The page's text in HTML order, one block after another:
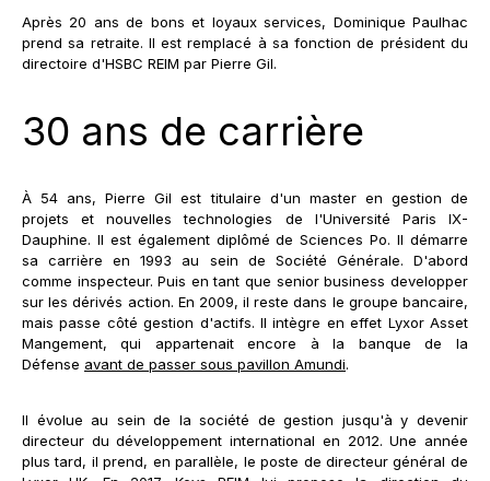
Après 20 ans de bons et loyaux services, Dominique Paulhac
prend sa retraite. Il est remplacé à sa fonction de président du
directoire d'HSBC REIM par Pierre Gil.
30 ans de carrière
À 54 ans, Pierre Gil est titulaire d'un master en gestion de
projets et nouvelles technologies de l'Université Paris IX-
Dauphine. Il est également diplômé de Sciences Po. Il démarre
sa carrière en 1993 au sein de Société Générale. D'abord
comme inspecteur. Puis en tant que senior business developper
sur les dérivés action. En 2009, il reste dans le groupe bancaire,
mais passe côté gestion d'actifs. Il intègre en effet Lyxor Asset
Mangement, qui appartenait encore à la banque de la
Défense avant de passer sous pavillon Amundi.
Il évolue au sein de la société de gestion jusqu'à y devenir
directeur du développement international en 2012. Une année
plus tard, il prend, en parallèle, le poste de directeur général de